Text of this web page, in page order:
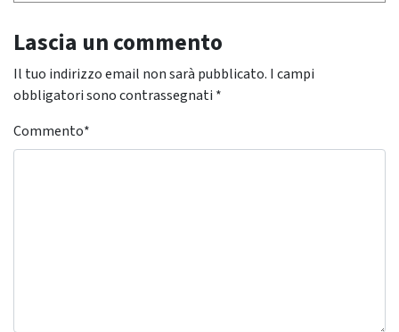
Lascia un commento
Il tuo indirizzo email non sarà pubblicato. I campi
obbligatori sono contrassegnati *
Commento*